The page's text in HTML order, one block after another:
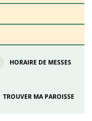
HORAIRE DE MESSES
TROUVER MA PAROISSE